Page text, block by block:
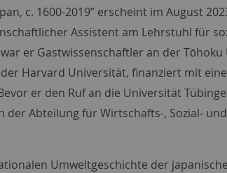
c. 1600-2019” erscheint im August
Assistent am Lehrstuhl für
er Gastwissenschaftler an der
Harvard Universität, finanziert mit
er den Ruf an die Universität
der Abteilung für Wirtschafts-, Sozial-
Umweltgeschichte der